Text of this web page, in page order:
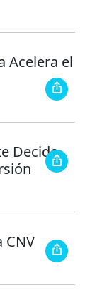
Acelera el
Decide